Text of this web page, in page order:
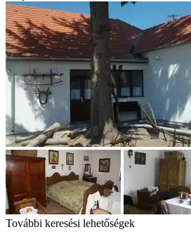
További keresési lehetőségek